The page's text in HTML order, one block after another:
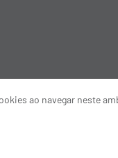
ao navegar neste